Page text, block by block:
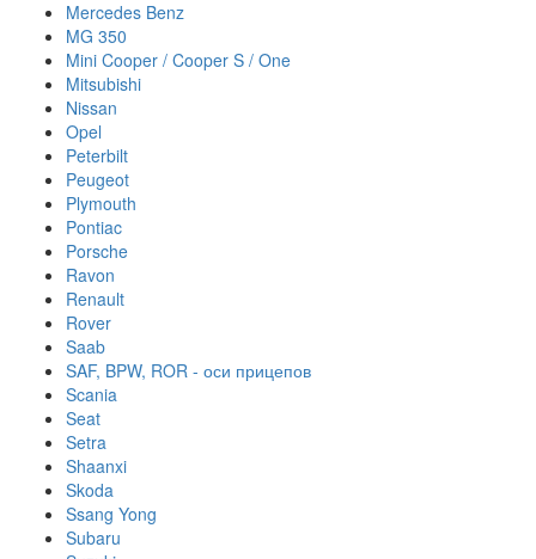
Mercedes Benz
MG 350
Mini Cooper / Cooper S / One
Mitsubishi
Nissan
Opel
Peterbilt
Peugeot
Plymouth
Pontiac
Porsche
Ravon
Renault
Rover
Saab
SAF, BPW, ROR - оси прицепов
Scania
Seat
Setra
Shaanxi
Skoda
Ssang Yong
Subaru